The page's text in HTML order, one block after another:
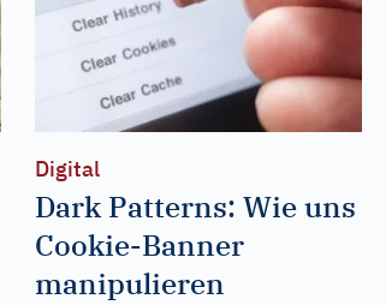
Digital
Dark Patterns: Wie uns
Cookie-Banner
manipulieren